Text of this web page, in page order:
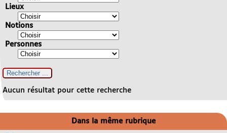
Lieux
Notions
Personnes
Aucun résultat pour cette recherche
Dans la même rubrique